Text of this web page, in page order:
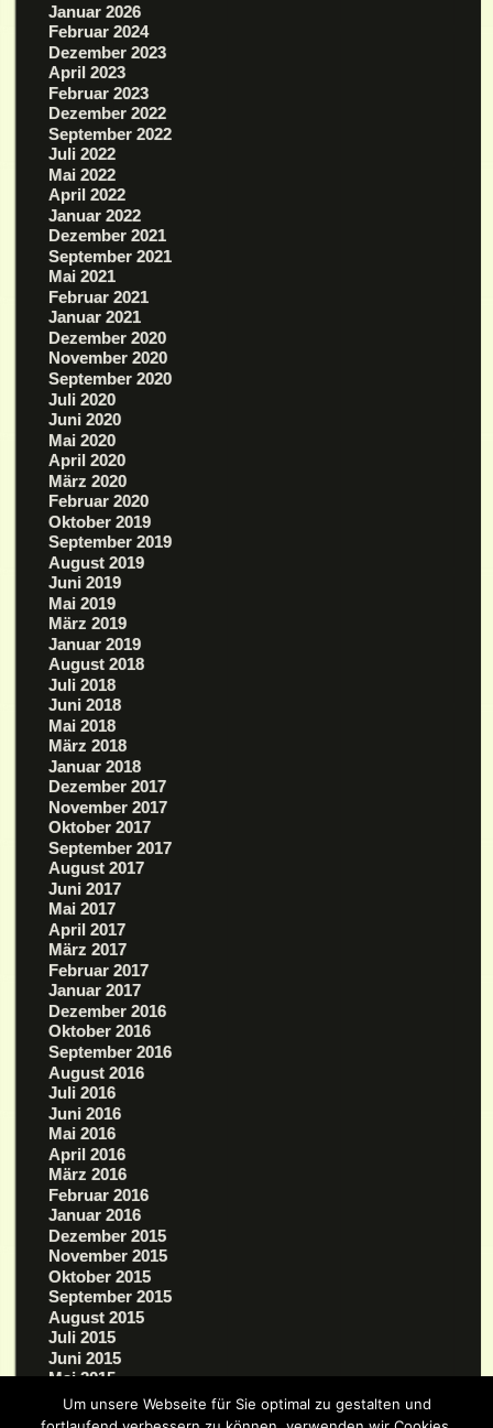
Januar 2026
Februar 2024
Dezember 2023
April 2023
Februar 2023
Dezember 2022
September 2022
Juli 2022
Mai 2022
April 2022
Januar 2022
Dezember 2021
September 2021
Mai 2021
Februar 2021
Januar 2021
Dezember 2020
November 2020
September 2020
Juli 2020
Juni 2020
Mai 2020
April 2020
März 2020
Februar 2020
Oktober 2019
September 2019
August 2019
Juni 2019
Mai 2019
März 2019
Januar 2019
August 2018
Juli 2018
Juni 2018
Mai 2018
März 2018
Januar 2018
Dezember 2017
November 2017
Oktober 2017
September 2017
August 2017
Juni 2017
Mai 2017
April 2017
März 2017
Februar 2017
Januar 2017
Dezember 2016
Oktober 2016
September 2016
August 2016
Juli 2016
Juni 2016
Mai 2016
April 2016
März 2016
Februar 2016
Januar 2016
Dezember 2015
November 2015
Oktober 2015
September 2015
August 2015
Juli 2015
Juni 2015
Mai 2015
März 2015
Um unsere Webseite für Sie optimal zu gestalten und